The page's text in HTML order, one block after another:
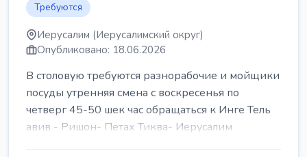
Требуются
Иерусалим (Иерусалимский округ)
Опубликовано: 18.06.2026
В столовую требуются разнорабочие и мойщики
посуды утренняя смена с воскресенья по
четверг 45-50 шек час обращаться к Инге Тель
авив - Ришон- Петах Тиква- Иерусалим